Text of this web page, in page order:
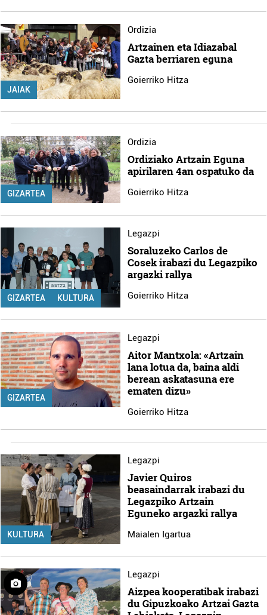
JAIAK
Ordizia
Artzainen eta Idiazabal
Gazta berriaren eguna
Goierriko Hitza
GIZARTEA
Ordizia
Ordiziako Artzain Eguna
apirilaren 4an ospatuko da
Goierriko Hitza
GIZARTEA KULTURA
Legazpi
Soraluzeko Carlos de
Cosek irabazi du Legazpiko
argazki rallya
Goierriko Hitza
GIZARTEA
Legazpi
Aitor Mantxola: «Artzain
lana lotua da, baina aldi
berean askatasuna ere
ematen dizu»
Goierriko Hitza
KULTURA
Legazpi
Javier Quiros
beasaindarrak irabazi du
Legazpiko Artzain
Eguneko argazki rallya
Maialen Igartua
Legazpi
Aizpea kooperatibak irabazi
du Gipuzkoako Artzai Gazta